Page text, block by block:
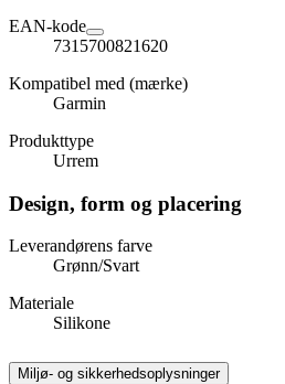
EAN-kode
7315700821620
Kompatibel med (mærke)
Garmin
Produkttype
Urrem
Design, form og placering
Leverandørens farve
Grønn/Svart
Materiale
Silikone
Miljø- og sikkerhedsoplysninger